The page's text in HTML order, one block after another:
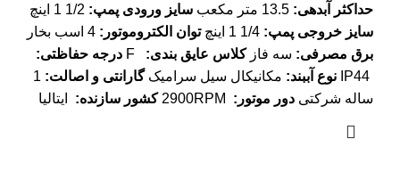
حداکثر آبدهی:
سایز ورودی پمپ:
سایز خروجی پمپ:
توان الکتروموتور:
برق مصرفی: سه فازکلاس عایق بندی:
درجه حفاظتی:
نوع آببند: مکانیکال سیل سرامیکگارانتی و اصالت: 1
ساله شرکتی دور موتور: کشور سازنده: ایتالیا